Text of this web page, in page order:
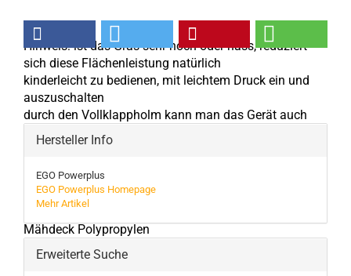
Hinweis: ist das Gras sehr hoch oder nass, reduziert
sich diese Flächenleistung natürlich
kinderleicht zu bedienen, mit leichtem Druck ein und
auszuschalten
durch den Vollklappholm kann man das Gerät auch
hochkant lagern
Schnittbreite 47 cm
Geschwindigkeit (km/h)2,2 - 5,0 km/h stufenlos
regelbar
Mähdeck Polypropylen
Laufzeit 5,0 Ah 35 Minuten
Laufzeit 7,5 Ah 50 Minuten
Hersteller Info
EGO Powerplus
EGO Powerplus Homepage
Mehr Artikel
Erweiterte Suche